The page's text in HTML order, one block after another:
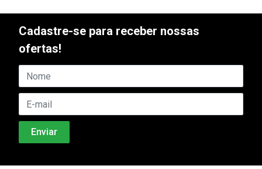
Cadastre-se para receber nossas
ofertas!